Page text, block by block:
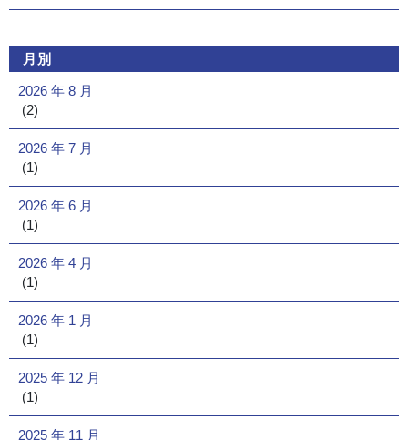
月別
2026 年 8 月
(2)
2026 年 7 月
(1)
2026 年 6 月
(1)
2026 年 4 月
(1)
2026 年 1 月
(1)
2025 年 12 月
(1)
2025 年 11 月